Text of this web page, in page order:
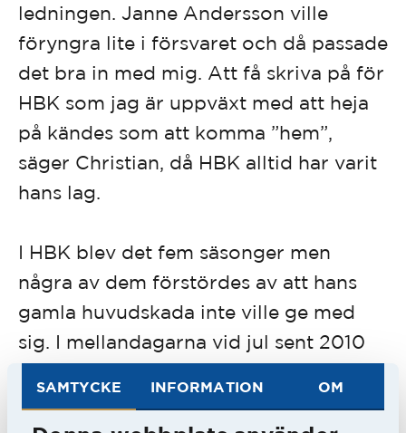
SAMTYCKE INFORMATION OM
ledningen. Janne Andersson ville
föryngra lite i försvaret och då passade
det bra in med mig. Att få skriva på för
HBK som jag är uppväxt med att heja
på kändes som att komma ”hem”,
säger Christian, då HBK alltid har varit
hans lag.
I HBK blev det fem säsonger men
några av dem förstördes av att hans
gamla huvudskada inte ville ge med
sig. I mellandagarna vid jul sent 2010